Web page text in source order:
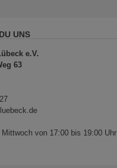
UNS
e.V.
63
Mittwoch von 17:00 bis 19:00 Uhr